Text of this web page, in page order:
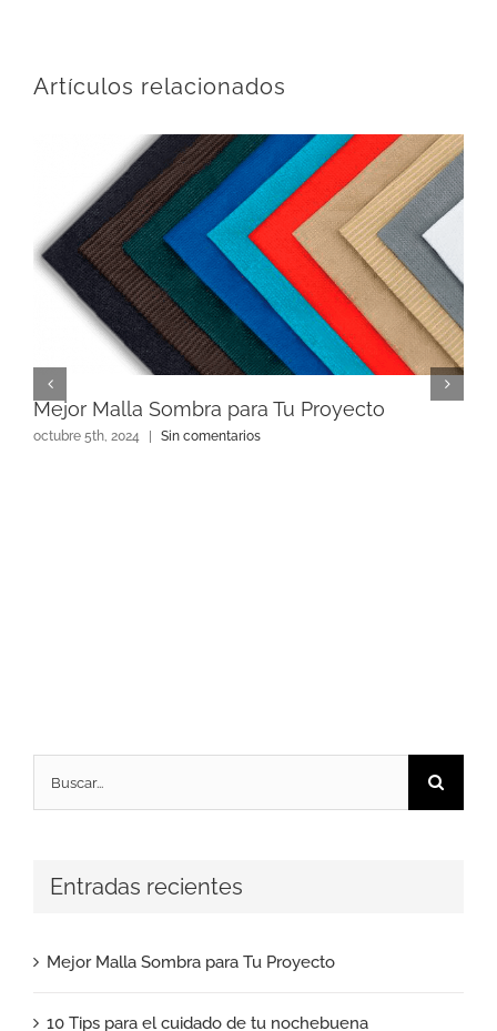
Artículos relacionados
Mejor Malla Sombra para Tu Proyecto
octubre 5th, 2024 Sin comentarios
Entradas recientes
Mejor Malla Sombra para Tu Proyecto
10 Tips para el cuidado de tu nochebuena